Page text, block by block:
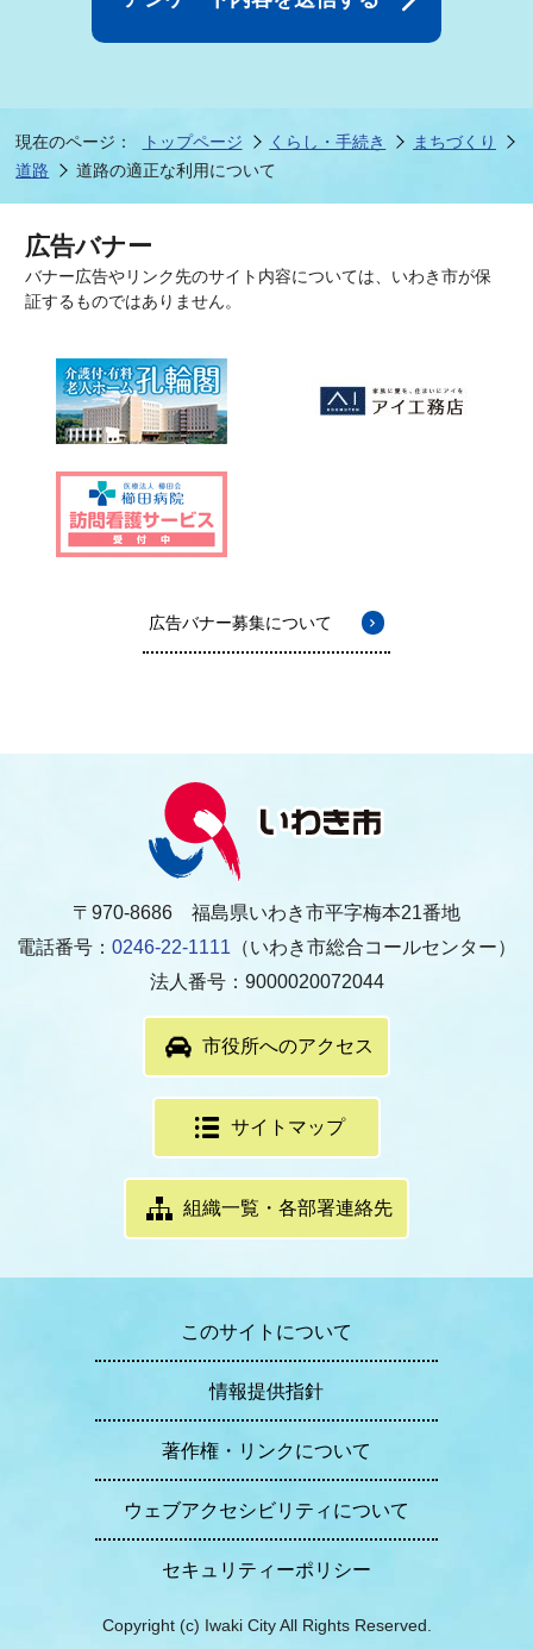
現在のページ： トップページ くらし・手続き
まちづくり
道路
道路の適正な利用について
広告バナー
バナー広告やリンク先のサイト内容については、いわき市が保
証するものではありません。
広告バナー募集について
〒970-8686 福島県いわき市平字梅本21番地
電話番号： 0246-22-1111 （いわき市総合コールセンター）
法人番号：9000020072044
市役所へのアクセス
サイトマップ
組織一覧・各部署連絡先
このサイトについて
情報提供指針
著作権・リンクについて
ウェブアクセシビリティについて
セキュリティーポリシー
Copyright (c) Iwaki City All Rights Reserved.